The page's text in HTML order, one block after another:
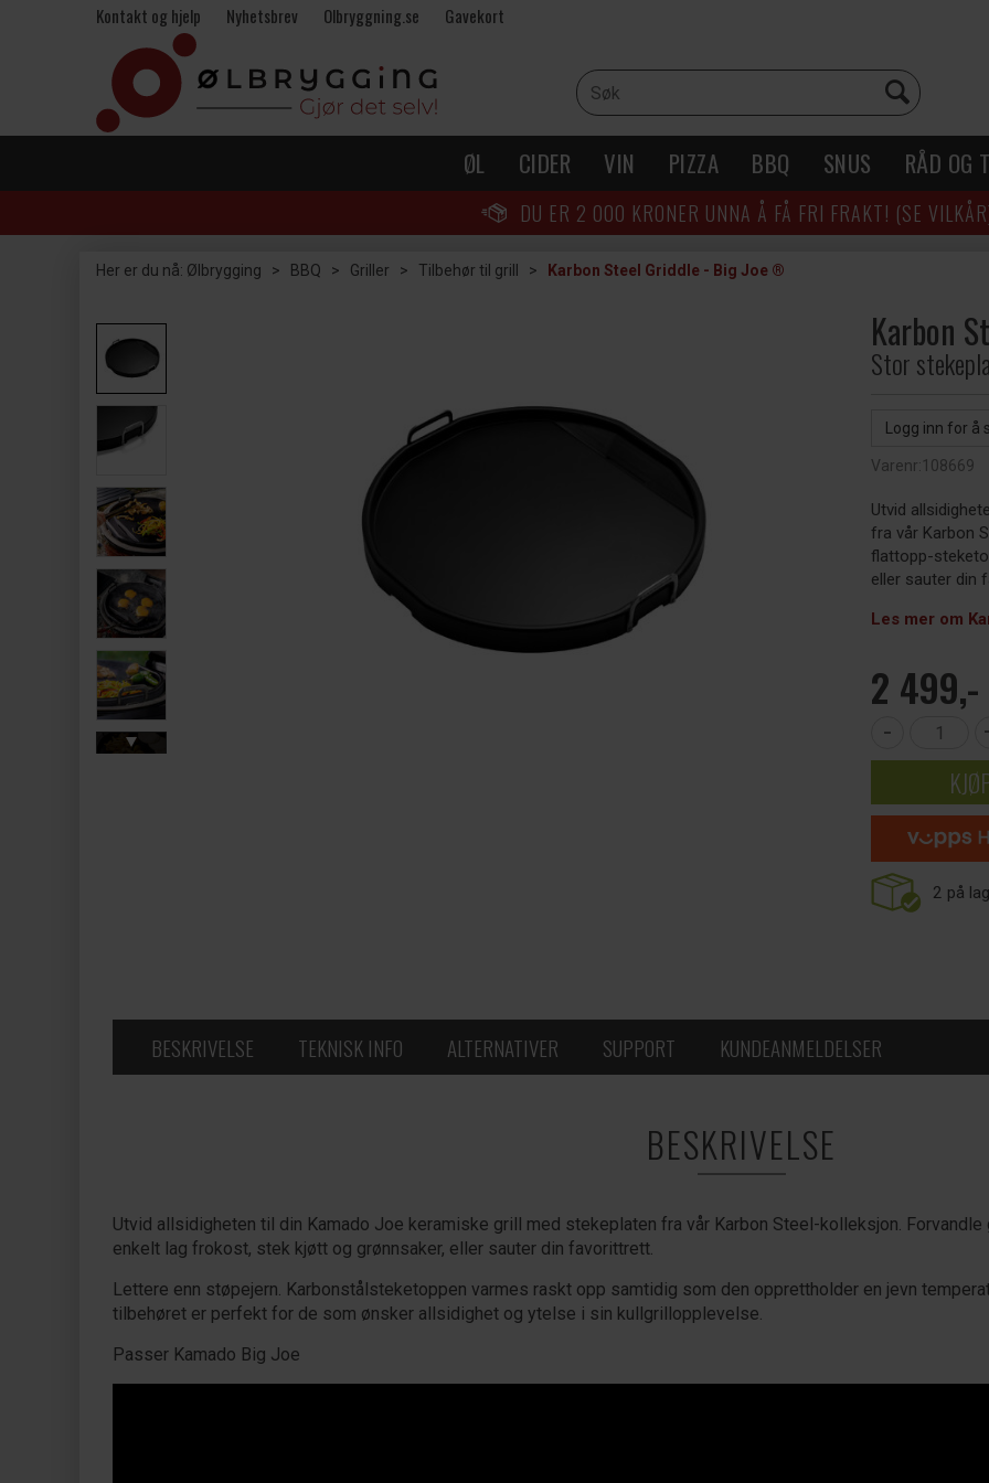
Kontakt og hjelp Nyhetsbrev Olbryggning.se Gavekort
ØL CIDER VIN PIZZA BBQ SNUS RÅD OG
DU ER 2 000 KRONER UNNA Å FÅ FRI FRAKT! (SE
Her er du nå: Ølbrygging > BBQ > Griller > Tilbehør til grill > Karbon Steel Griddle - Big Joe ®
Karbon
Stor
Logg inn for
Varenr:108669
Utvid
fra vår Karbon
flattopp-
eller sauter din
Les mer om
2 499,-
-
2 på
BESKRIVELSE TEKNISK INFO ALTERNATIVER SUPPORT KUNDEANMELDELSER
BESKRIVELSE
Utvid allsidigheten til din Kamado Joe keramiske grill med stekeplaten fra vår Karbon Steel-kolleksjon.
enkelt lag frokost, stek kjøtt og grønnsaker, eller sauter din favorittrett.
Lettere enn støpejern. Karbonstålsteketoppen varmes raskt opp samtidig som den opprettholder en jevn
tilbehøret er perfekt for de som ønsker allsidighet og ytelse i sin kullgrillopplevelse.
Passer Kamado Big Joe